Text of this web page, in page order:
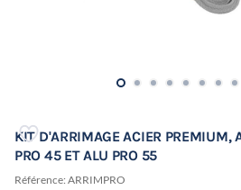
KIT D'ARRIMAGE ACIER PREMIUM,
PRO 45 ET ALU PRO 55
Référence: ARRIMPRO